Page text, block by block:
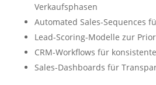
Verkaufsphasen
Automated Sales-Sequences
Lead-Scoring-Modelle zur
CRM-Workflows für
Sales-Dashboards für